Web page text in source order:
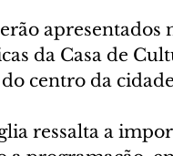
apresentados
da Casa de
centro da
ressalta a